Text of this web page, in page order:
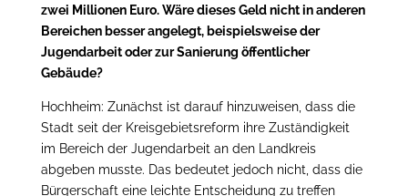
zwei Millionen Euro. Wäre dieses Geld nicht in anderen
Bereichen besser angelegt, beispielsweise der
Jugendarbeit oder zur Sanierung öffentlicher
Gebäude?
Hochheim: Zunächst ist darauf hinzuweisen, dass die
Stadt seit der Kreisgebietsreform ihre Zuständigkeit
im Bereich der Jugendarbeit an den Landkreis
abgeben musste. Das bedeutet jedoch nicht, dass die
Bürgerschaft eine leichte Entscheidung zu treffen